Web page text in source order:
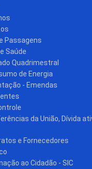
Passagens
Saúde
Quadrimestral
de Energia
- Emendas
da União, Dívida
e Fornecedores
ao Cidadão - SIC